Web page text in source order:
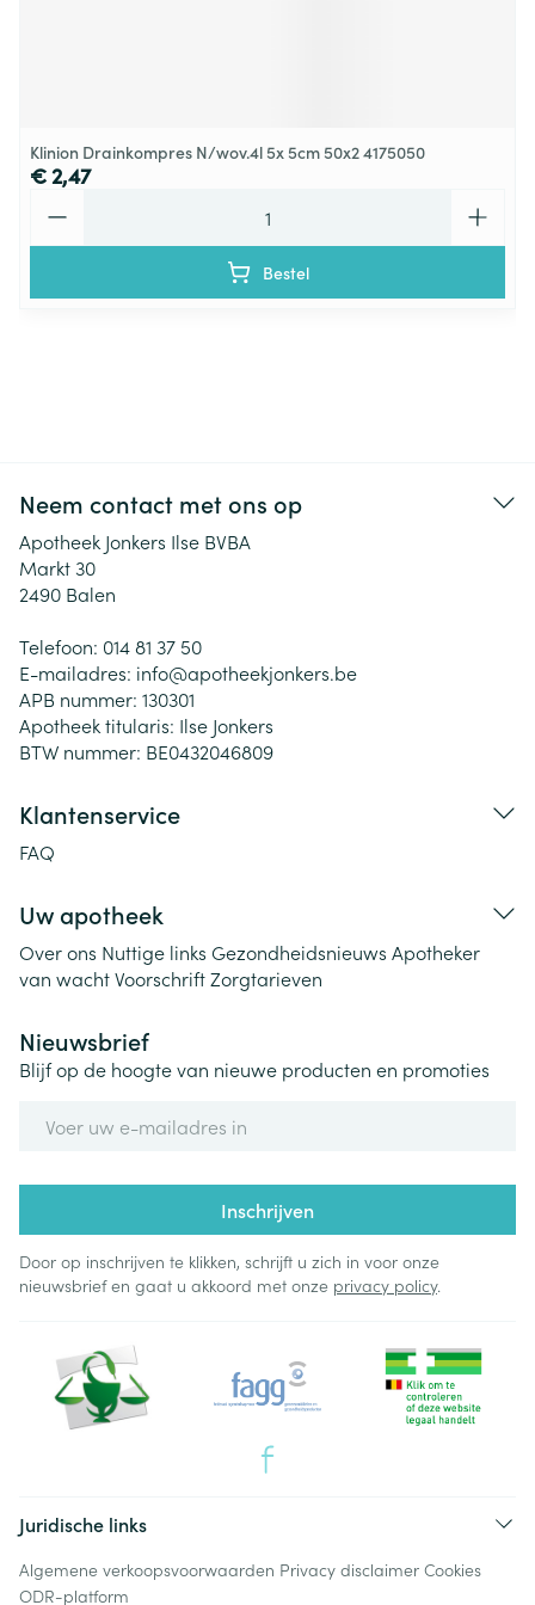
Klinion Drainkompres N/wov.4l 5x 5cm 50x2 4175050
€ 2,47
Bestel
Neem contact met ons op
Apotheek Jonkers Ilse BVBA
Markt 30
2490 Balen
Telefoon: 014 81 37 50
E-mailadres: info@apotheekjonkers.be
APB nummer: 130301
Apotheek titularis: Ilse Jonkers
BTW nummer: BE0432046809
Klantenservice
FAQ
Uw apotheek
Over ons Nuttige links Gezondheidsnieuws Apotheker
van wachtVoorschriftZorgtarieven
Nieuwsbrief
Blijf op de hoogte van nieuwe producten en promoties
Inschrijven
Door op inschrijven te klikken, schrijft u zich in voor onze
nieuwsbrief en gaat u akkoord met onze privacy policy.
Juridische links
Algemene verkoopsvoorwaarden Privacy disclaimer Cookies
ODR-platform